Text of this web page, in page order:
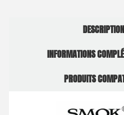
DESCRIPTION
INFORMATIONS
PRODUITS